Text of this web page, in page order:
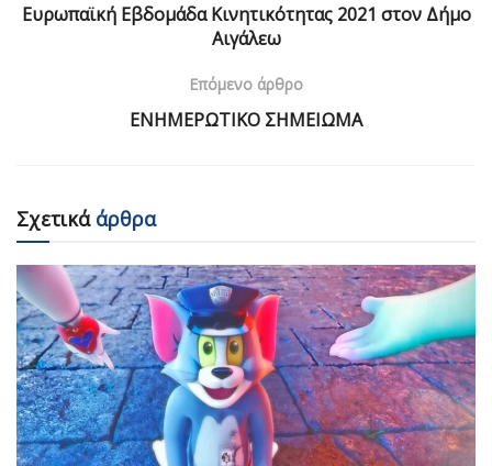
Ευρωπαϊκή Εβδομάδα Κινητικότητας 2021 στον Δήμο
Αιγάλεω
Επόμενο άρθρο
ΕΝΗΜΕΡΩΤΙΚΟ ΣΗΜΕΙΩΜΑ
Σχετικάάρθρα